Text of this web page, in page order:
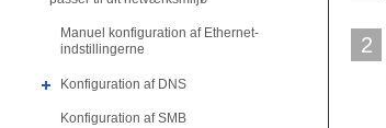
Manuel konfiguration af Ethernet-
indstillingerne
Konfiguration af DNS
Konfiguration af SMB
2